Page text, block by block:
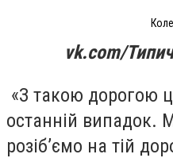
vk.com/
«З такою дорогою
останній випадок.
розіб’ємо на тій